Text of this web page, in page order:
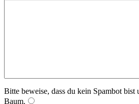
Bitte beweise, dass du kein Spambot bist
Baum.